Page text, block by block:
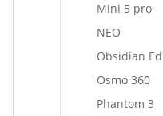
Mini 5 pro
NEO
Obsidian
Osmo 360
Phantom 3